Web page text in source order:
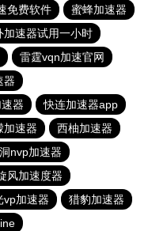
免费软件
蜜蜂加速器
加速器试用一小时
雷霆vqn加速官网
器
器
快连加速器app
加速器
西柚加速器
nvp加速器
风加速度器
vp加速器
猎豹加速器